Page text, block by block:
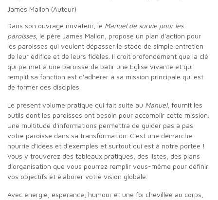
James Mallon (Auteur)
Dans son ouvrage novateur, le Manuel de survie pour les
paroisses, le père James Mallon, propose un plan d'action pour
les paroisses qui veulent dépasser le stade de simple entretien
de leur édifice et de leurs fidèles. Il croit profondément que la clé
qui permet à une paroisse de bâtir une Église vivante et qui
remplit sa fonction est d'adhérer à sa mission principale qui est
de former des disciples.
Le présent volume pratique qui fait suite au Manuel, fournit les
outils dont les paroisses ont besoin pour accomplir cette mission.
Une multitude d'informations permettra de guider pas à pas
votre paroisse dans sa transformation. C'est une démarche
nourrie d'idées et d'exemples et surtout qui est à notre portée !
Vous y trouverez des tableaux pratiques, des listes, des plans
d'organisation que vous pourrez remplir vous-même pour définir
vos objectifs et élaborer votre vision globale.
Avec énergie, espérance, humour et une foi chevillée au corps,